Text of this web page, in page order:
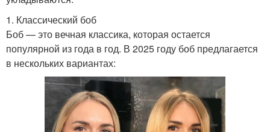
1. Классический боб
Боб — это вечная классика, которая остается
популярной из года в год. В 2025 году боб предлагается
в нескольких вариантах: